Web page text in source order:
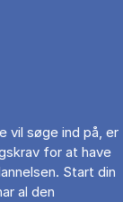
vil søge ind på, er
for at have
Start din
al den